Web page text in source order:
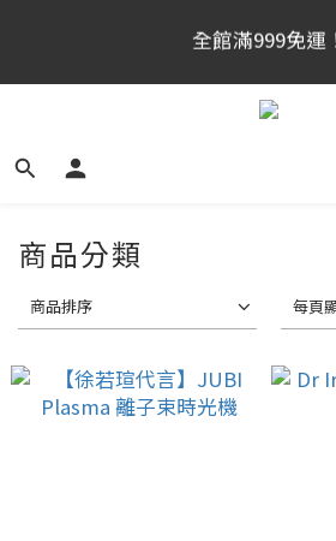
官網新會員首購享$300購物金！
滿千使用）
滿千使用）
商品分類
商品排序 每頁